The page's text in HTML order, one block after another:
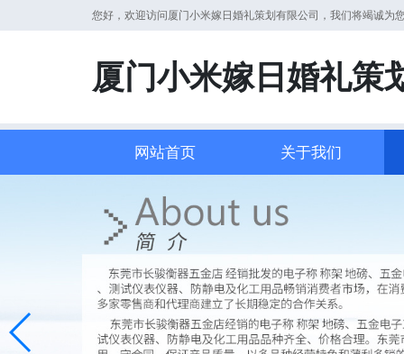
您好，欢迎访问厦门小米嫁日婚礼策划有限公司，我们将竭诚为
厦门小米嫁日婚礼策
网站首页 关于我们